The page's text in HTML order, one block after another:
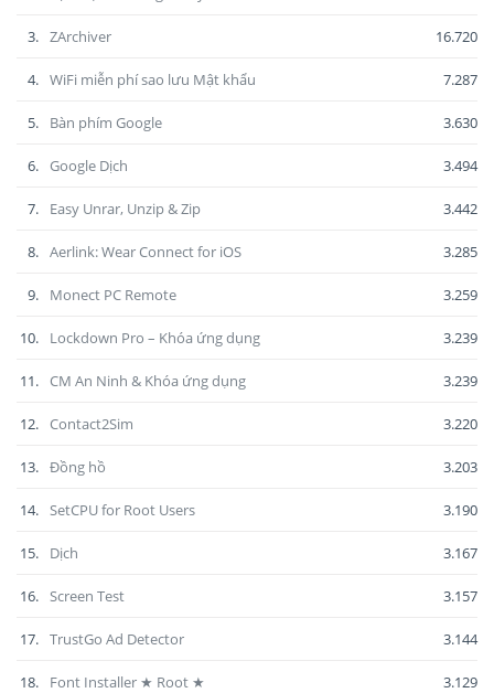
3. ZArchiver 16.720
4. WiFi miễn phí sao lưu Mật khẩu 7.287
5. Bàn phím Google 3.630
6. Google Dịch 3.494
7. Easy Unrar, Unzip & Zip 3.442
8. Aerlink: Wear Connect for iOS 3.285
9. Monect PC Remote 3.259
10. Lockdown Pro – Khóa ứng dụng 3.239
11. CM An Ninh & Khóa ứng dụng 3.239
12. Contact2Sim 3.220
13. Đồng hồ 3.203
14. SetCPU for Root Users 3.190
15. Dịch 3.167
16. Screen Test 3.157
17. TrustGo Ad Detector 3.144
18. Font Installer ★ Root ★ 3.129